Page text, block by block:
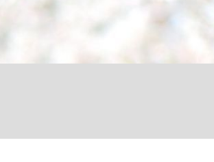
「最悪の空気のまま解散」WBC日本代表“敗戦”